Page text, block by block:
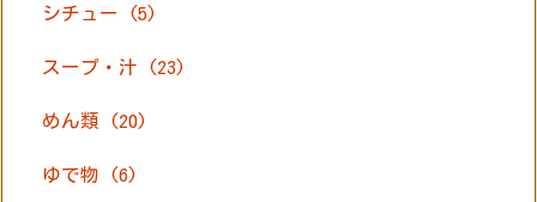
シチュー (5)
スープ・汁 (23)
めん類 (20)
ゆで物 (6)